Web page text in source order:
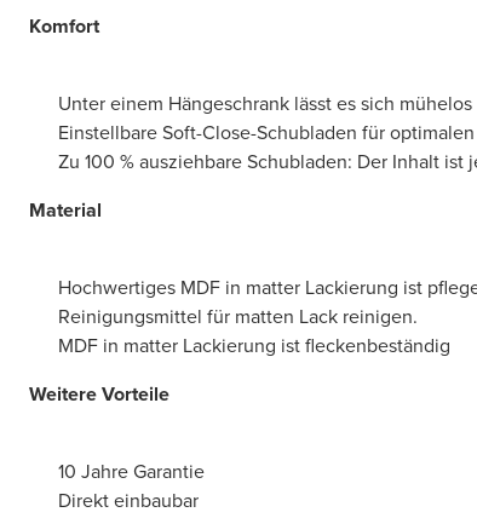
Komfort
Unter einem Hängeschrank lässt es sich
Einstellbare Soft-Close-Schubladen für
Zu 100 % ausziehbare Schubladen: Der Inhalt ist
Material
Hochwertiges MDF in matter Lackierung ist
Reinigungsmittel für matten Lack reinigen.
MDF in matter Lackierung ist fleckenbeständig
Weitere Vorteile
10 Jahre Garantie
Direkt einbaubar